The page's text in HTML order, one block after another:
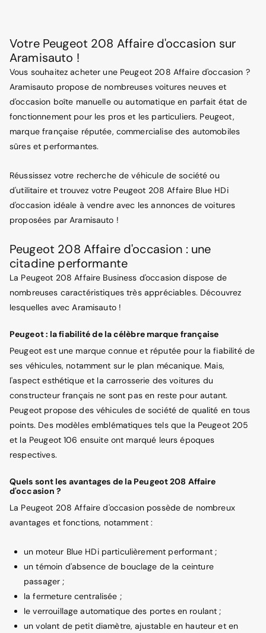
Votre Peugeot 208 Affaire d'occasion sur
Aramisauto !
Vous souhaitez acheter une Peugeot 208 Affaire d'occasion ?
Aramisauto propose de nombreuses voitures neuves et
d'occasion boîte manuelle ou automatique en parfait état de
fonctionnement pour les pros et les particuliers. Peugeot,
marque française réputée, commercialise des automobiles
sûres et performantes.
Réussissez votre recherche de véhicule de société ou
d'utilitaire et trouvez votre Peugeot 208 Affaire Blue HDi
d'occasion idéale à vendre avec les annonces de voitures
proposées par Aramisauto !
Peugeot 208 Affaire d'occasion : une
citadine performante
La Peugeot 208 Affaire Business d'occasion dispose de
nombreuses caractéristiques très appréciables. Découvrez
lesquelles avec Aramisauto !
Peugeot : la fiabilité de la célèbre marque française
Peugeot est une marque connue et réputée pour la fiabilité de
ses véhicules, notamment sur le plan mécanique. Mais,
l'aspect esthétique et la carrosserie des voitures du
constructeur français ne sont pas en reste pour autant.
Peugeot propose des véhicules de société de qualité en tous
points. Des modèles emblématiques tels que la Peugeot 205
et la Peugeot 106 ensuite ont marqué leurs époques
respectives.
Quels sont les avantages de la Peugeot 208 Affaire
d'occasion ?
La Peugeot 208 Affaire d'occasion possède de nombreux
avantages et fonctions, notamment :
un moteur Blue HDi particulièrement performant ;
un témoin d'absence de bouclage de la ceinture
passager ;
la fermeture centralisée ;
le verrouillage automatique des portes en roulant ;
un volant de petit diamètre, ajustable en hauteur et en